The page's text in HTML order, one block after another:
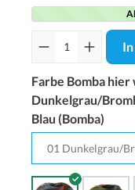
Farbe Bomba hier
Dunkelgrau/
Blau (Bomba)